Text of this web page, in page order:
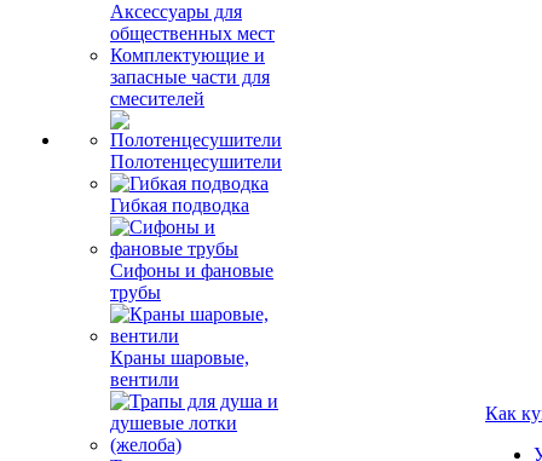
Аксессуары для
общественных мест
Комплектующие и
запасные части для
смесителей
Полотенцесушители
Гибкая подводка
Сифоны и фановые
трубы
Краны шаровые,
вентили
Как